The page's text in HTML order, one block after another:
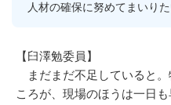
人材の確保に努めてまいり
【臼澤勉委員】
まだまだ不足していると。
ころが、現場のほうは一日